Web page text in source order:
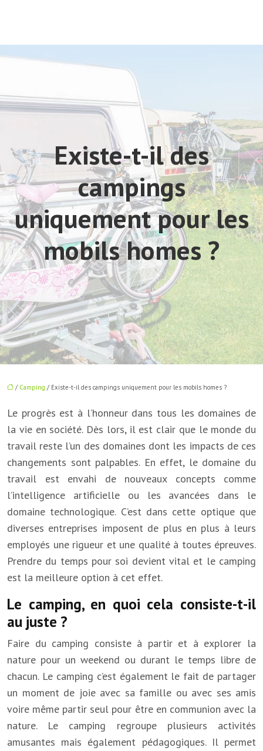
Existe-t-il des
campings
uniquement pour les
mobils homes ?
/ Camping / Existe-t-il des campings uniquement pour les mobils homes ?
Le progrès est à l’honneur dans tous les domaines de
la vie en société. Dès lors, il est clair que le monde du
travail reste l’un des domaines dont les impacts de ces
changements sont palpables. En effet, le domaine du
travail est envahi de nouveaux concepts comme
l’intelligence artificielle ou les avancées dans le
domaine technologique. C’est dans cette optique que
diverses entreprises imposent de plus en plus à leurs
employés une rigueur et une qualité à toutes épreuves.
Prendre du temps pour soi devient vital et le camping
est la meilleure option à cet effet.
Le camping, en quoi cela consiste-t-il
au juste ?
Faire du camping consiste à partir et à explorer la
nature pour un weekend ou durant le temps libre de
chacun. Le camping c’est également le fait de partager
un moment de joie avec sa famille ou avec ses amis
voire même partir seul pour être en communion avec la
nature. Le camping regroupe plusieurs activités
amusantes mais également pédagogiques. Il permet